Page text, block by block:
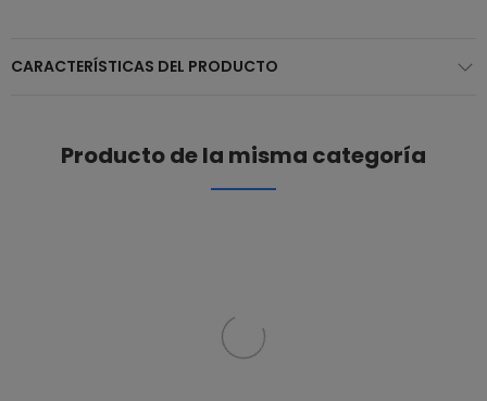
CARACTERÍSTICAS DEL PRODUCTO
Producto de la misma categoría